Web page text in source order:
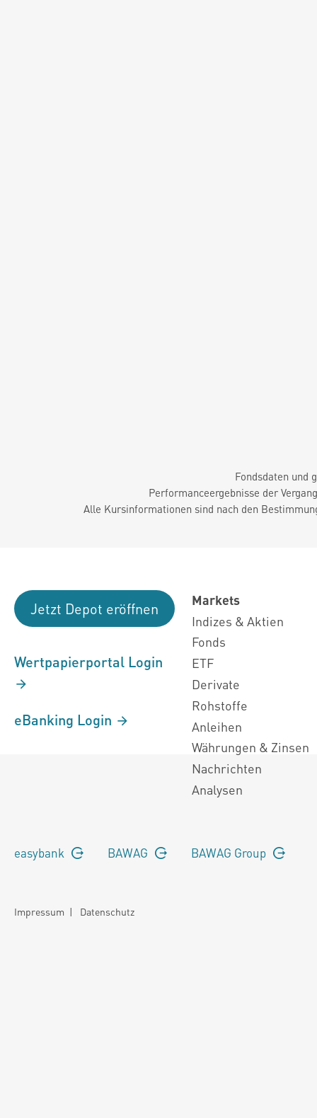
Fondsdaten und
Performanceergebnisse der
Alle Kursinformationen sind nach den
Jetzt Depot eröffnen
Wertpapierportal Login
eBanking Login
Markets
Indizes & Aktien
Fonds
ETF
Derivate
Rohstoffe
Anleihen
Währungen & Zinsen
Nachrichten
Analysen
easybank BAWAG BAWAG Group
Impressum | Datenschutz